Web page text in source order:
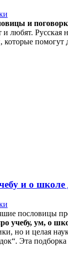
и
любят.
и о школе
пословицы
учебу, ум, о
но и целая
Эта